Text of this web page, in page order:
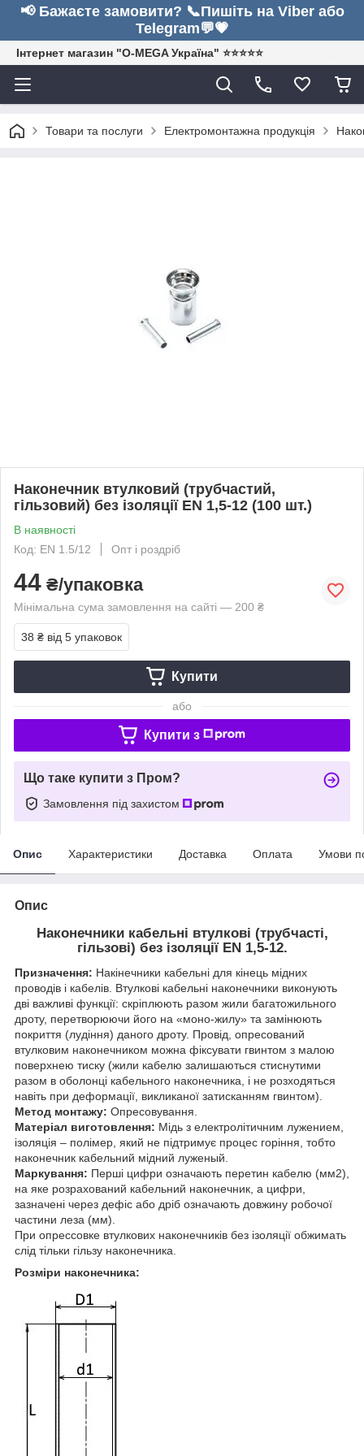
📢 Бажаєте замовити? 📞Пишіть на Viber або
Telegram💬💗
Інтернет магазин "O-MEGA Україна" ⭐⭐⭐⭐⭐
Товари та послуги Електромонтажна продукція
Наконечник втулковий (трубчастий,
гільзовий) без ізоляції EN 1,5-12 (100 шт.)
В наявності
Код: EN 1.5/12
Опт і роздріб
44 ₴/упаковка
Мінімальна сума замовлення на сайті — 200 ₴
38 ₴ від 5 упаковок
Купити
або
Купити з
Що таке купити з Пром?
Замовлення під захистом
Опис Характеристики Доставка Оплата Умови
Опис
Наконечники кабельні втулкові (трубчасті,
гільзові) без ізоляції EN 1,5-12.
Призначення: Накінечники кабельні для кінець мідних
проводів і кабелів. Втулкові кабельні наконечники виконують
дві важливі функції: скріплюють разом жили багатожильного
дроту, перетворюючи його на «моно-жилу» та замінюють
покриття (лудіння) даного дроту. Провід, опресований
втулковим наконечником можна фіксувати гвинтом з малою
поверхнею тиску (жили кабелю залишаються стиснутими
разом в оболонці кабельного наконечника, і не розходяться
навіть при деформації, викликаної затисканням гвинтом).
Метод монтажу: Опресовування.
Матеріал виготовлення: Мідь з електролітичним лужением,
ізоляція – полімер, який не підтримує процес горіння, тобто
наконечник кабельний мідний луженый.
Маркування: Перші цифри означають перетин кабелю (мм2),
на яке розрахований кабельний наконечник, а цифри,
зазначені через дефіс або дріб означають довжину робочої
частини леза (мм).
При опрессовке втулкових наконечників без ізоляції обжимать
слід тільки гільзу наконечника.
Розміри наконечника: